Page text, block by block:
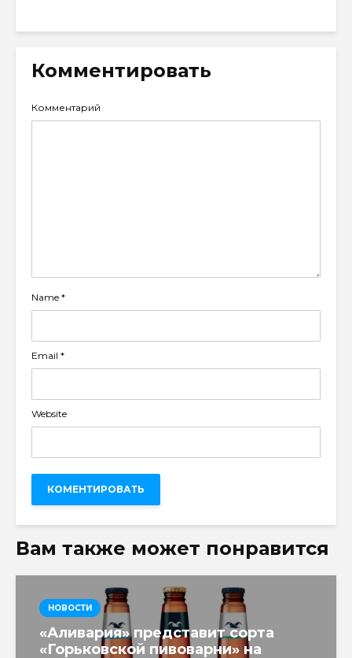
Комментировать
Комментарий
Name *
Email *
Website
Вам также может понравится
НОВОСТИ
«Аливария» представит сорта
«Горьковской пивоварни» на